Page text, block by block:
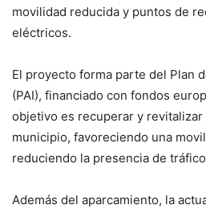
movilidad reducida y puntos de
eléctricos.
El proyecto forma parte del Plan
(PAI), financiado con fondos
objetivo es recuperar y
municipio, favoreciendo una
reduciendo la presencia de
Además del aparcamiento, la